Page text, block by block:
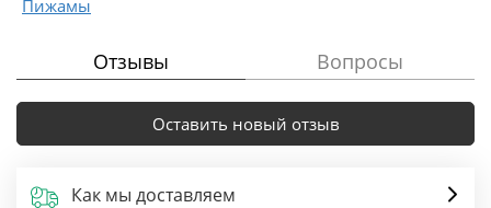
Пижамы
Отзывы Вопросы
Оставить новый отзыв
Как мы доставляем